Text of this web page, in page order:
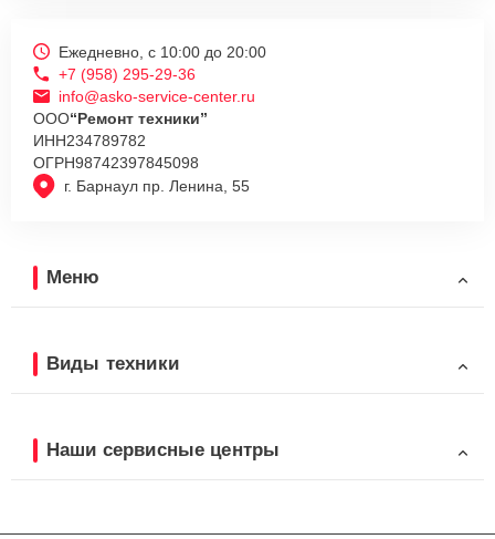
г. Барнаул пр. Ленина, 55
Ежедневно, с 10:00 до 20:00
+7 (958) 295-29-36
info@asko-service-center.ru
ООО“Ремонт техники”
ИНН234789782
ОГРН98742397845098
Меню
Виды техники
Наши сервисные центры